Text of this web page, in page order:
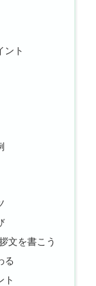
ント
文を書こう
る
ト